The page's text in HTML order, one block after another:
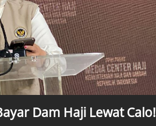
Dam Haji Lewat Calo!